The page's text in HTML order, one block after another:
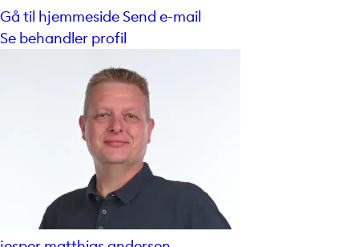
Gå til hjemmesideSend e-mail
Se behandler profil